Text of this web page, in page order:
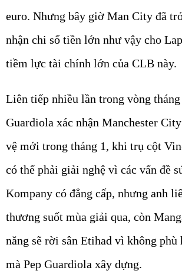
euro. Nhưng bây giờ Man City đã
nhận chi số tiền lớn như vậy cho
tiềm lực tài chính lớn của CLB này.
Liên tiếp nhiều lần trong vòng tháng
Guardiola xác nhận Manchester
vệ mới trong tháng 1, khi trụ cột
có thể phải giải nghệ vì các vấn đề
Kompany có đẳng cấp, nhưng anh
thương suốt mùa giải qua, còn
năng sẽ rời sân Etihad vì không
mà Pep Guardiola xây dựng.